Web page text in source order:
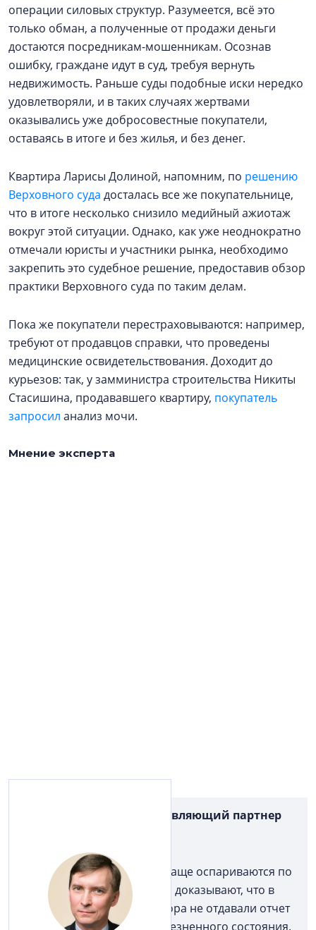
операции силовых структур. Разумеется, всё это
только обман, а полученные от продажи деньги
достаются посредникам-мошенникам. Осознав
ошибку, граждане идут в суд, требуя вернуть
недвижимость. Раньше суды подобные иски нередко
удовлетворяли, и в таких случаях жертвами
оказывались уже добросовестные покупатели,
оставаясь в итоге и без жилья, и без денег.
Квартира Ларисы Долиной, напомним, по решению
Верховного суда досталась все же покупательнице,
что в итоге несколько снизило медийный ажиотаж
вокруг этой ситуации. Однако, как уже неоднократно
отмечали юристы и участники рынка, необходимо
закрепить это судебное решение, предоставив обзор
практики Верховного суда по таким делам.
Пока же покупатели перестраховываются: например,
требуют от продавцов справки, что проведены
медицинские освидетельствования. Доходит до
курьезов: так, у замминистра строительства Никиты
Стасишина, продававшего квартиру, покупатель
запросил анализ мочи.
Мнение эксперта
Владимир Мечтаев, управляющий партнер
— Подобные дела теперь чаще оспариваются по
статье 177 ГК РФ: продавцы доказывают, что в
момент подписания договора не отдавали отчет
своим действиям из-за болезненного состояния.